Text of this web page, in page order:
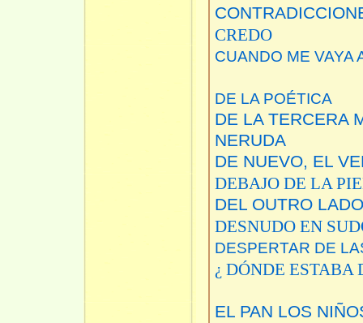
CREDO
CUANDO ME VAYA
DE LA POÉTICA
DE LA TERCERA
NERUDA
DE NUEVO, EL
DEBAJO DE LA
DEL OUTRO
DESNUDO EN
DESPERTAR DE
¿ DÓNDE ESTABA
EL PAN LOS